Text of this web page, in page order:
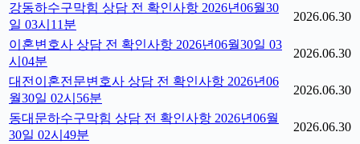
강동하수구막힘 상담 전 확인사항 2026년06월30
일 03시11분
2026.06.30
이혼변호사 상담 전 확인사항 2026년06월30일 03
시04분
2026.06.30
대전이혼전문변호사 상담 전 확인사항 2026년06
월30일 02시56분
2026.06.30
동대문하수구막힘 상담 전 확인사항 2026년06월
30일 02시49분
2026.06.30